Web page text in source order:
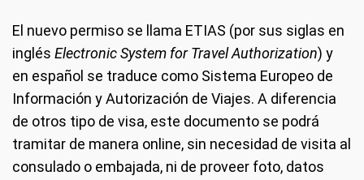
El nuevo permiso se llama ETIAS (por sus siglas en
inglés Electronic System for Travel Authorization) y
en español se traduce como Sistema Europeo de
Información y Autorización de Viajes. A diferencia
de otros tipo de visa, este documento se podrá
tramitar de manera online, sin necesidad de visita al
consulado o embajada, ni de proveer foto, datos